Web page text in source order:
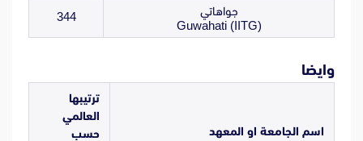
جواهاتي
Guwahati (IITG)
344
وايضا
اسم الجامعة او المعهد
ترتيبها
العالمي
حسب